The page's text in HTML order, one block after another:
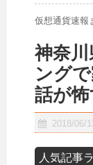
仮想通貨速報
神奈
ング
話が
2018/06/
人気記事